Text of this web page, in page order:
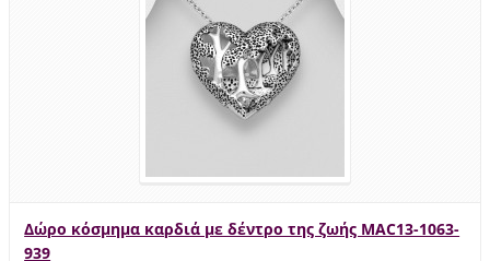
Δώρο κόσμημα καρδιά με δέντρο της ζωής MAC13-1063-
939